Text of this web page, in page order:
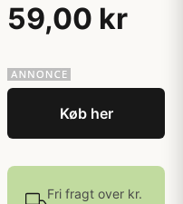
59,00 kr
Køb her
Fri fragt over kr.